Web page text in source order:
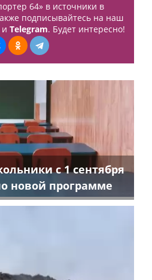
64» в источники в
подписывайтесь на наш
Telegram. Будет интересно!
с 1 сентября
новой программе